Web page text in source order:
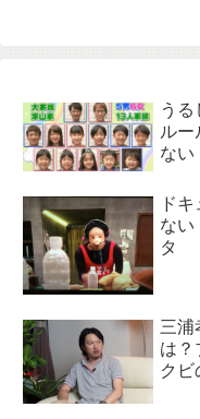
う
ルー
ない
ド
ない
タ
三浦
は？
クビ